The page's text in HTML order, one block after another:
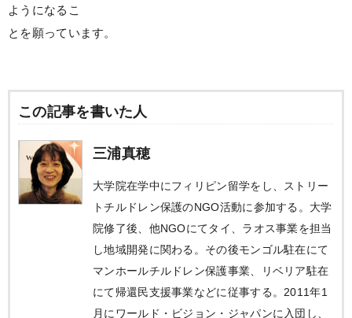
ようになるこ
とを願っています。
この記事を書いた人
三浦真穂
大学院在学中にフィリピン留学をし、ストリー
トチルドレン保護のNGO活動に参加する。大学
院修了後、他NGOにてタイ、ラオス事業を担当
し地域開発に関わる。その後モンゴル駐在にて
マンホールチルドレン保護事業、リベリア駐在
にて帰還民支援事業などに従事する。2011年1
月にワールド・ビジョン・ジャパンに入団し、